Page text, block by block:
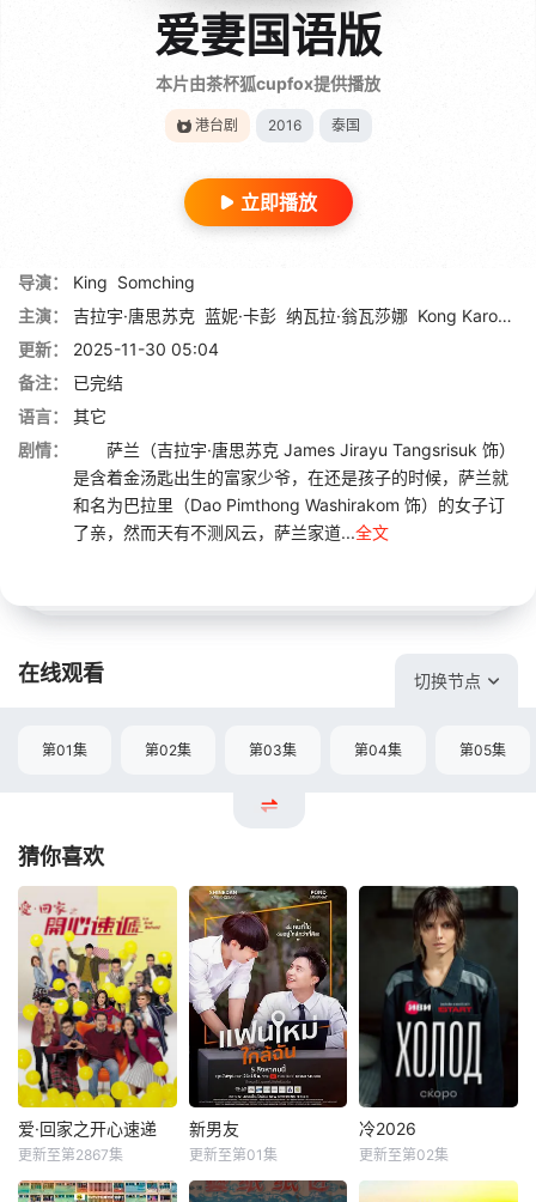
爱妻国语版
本片由茶杯狐cupfox提供播放
港台剧 2016 泰国
立即播放
导演： King Somching
主演：
吉拉宇·唐思苏克 蓝妮·卡彭 纳瓦拉·翁瓦莎娜 Kong Karoon Sosothikul
更新：
2025-11-30 05:04
备注：
已完结
语言：
其它
剧情：
萨兰（吉拉宇·唐思苏克 James Jirayu Tangsrisuk 饰）
是含着金汤匙出生的富家少爷，在还是孩子的时候，萨兰就
和名为巴拉里（Dao Pimthong Washirakom 饰）的女子订
了亲，然而天有不测风云，萨兰家道...全文
在线观看 切换节点
第01集 第02集 第03集 第04集 第05集
猜你喜欢
爱·回家之开心速递
更新至第2867集
新男友
更新至第01集
冷2026
更新至第02集